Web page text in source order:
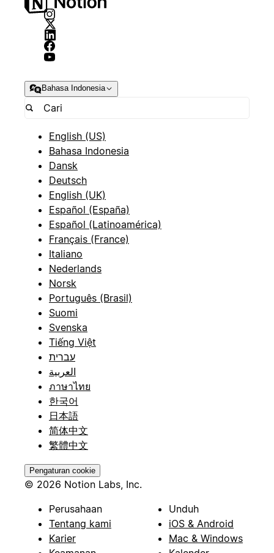
Bahasa Indonesia
English (US)
Bahasa Indonesia
Dansk
Deutsch
English (UK)
Español (España)
Español (Latinoamérica)
Français (France)
Italiano
Nederlands
Norsk
Português (Brasil)
Suomi
Svenska
Tiếng Việt
עברית
العربية
ภาษาไทย
한국어
日本語
简体中文
繁體中文
Pengaturan cookie
© 2026 Notion Labs, Inc.
Perusahaan
Tentang kami
Karier
Unduh
iOS & Android
Mac & Windows